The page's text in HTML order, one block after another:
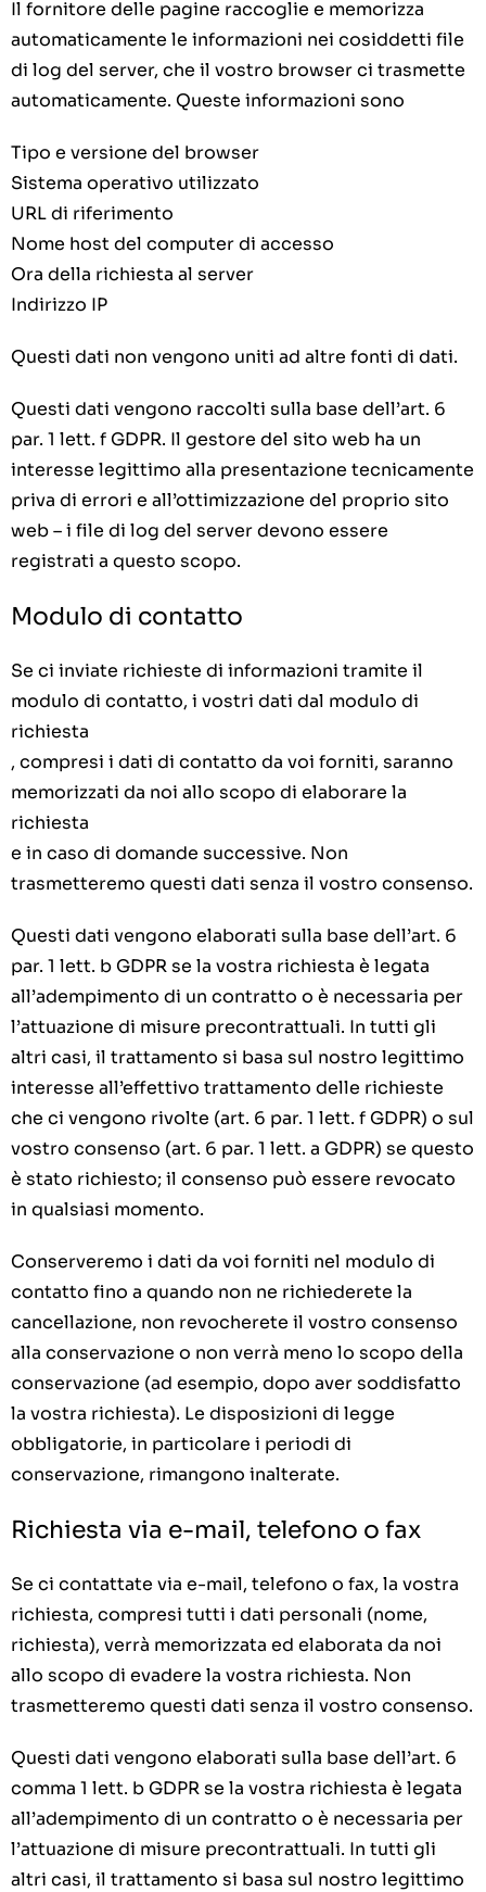
Il fornitore delle pagine raccoglie e memorizza
automaticamente le informazioni nei cosiddetti file
di log del server, che il vostro browser ci trasmette
automaticamente. Queste informazioni sono
Tipo e versione del browser
Sistema operativo utilizzato
URL di riferimento
Nome host del computer di accesso
Ora della richiesta al server
Indirizzo IP
Questi dati non vengono uniti ad altre fonti di dati.
Questi dati vengono raccolti sulla base dell’art. 6
par. 1 lett. f GDPR. Il gestore del sito web ha un
interesse legittimo alla presentazione tecnicamente
priva di errori e all’ottimizzazione del proprio sito
web – i file di log del server devono essere
registrati a questo scopo.
Modulo di contatto
Se ci inviate richieste di informazioni tramite il
modulo di contatto, i vostri dati dal modulo di
richiesta
, compresi i dati di contatto da voi forniti, saranno
memorizzati da noi allo scopo di elaborare la
richiesta
e in caso di domande successive. Non
trasmetteremo questi dati senza il vostro consenso.
Questi dati vengono elaborati sulla base dell’art. 6
par. 1 lett. b GDPR se la vostra richiesta è legata
all’adempimento di un contratto o è necessaria per
l’attuazione di misure precontrattuali. In tutti gli
altri casi, il trattamento si basa sul nostro legittimo
interesse all’effettivo trattamento delle richieste
che ci vengono rivolte (art. 6 par. 1 lett. f GDPR) o sul
vostro consenso (art. 6 par. 1 lett. a GDPR) se questo
è stato richiesto; il consenso può essere revocato
in qualsiasi momento.
Conserveremo i dati da voi forniti nel modulo di
contatto fino a quando non ne richiederete la
cancellazione, non revocherete il vostro consenso
alla conservazione o non verrà meno lo scopo della
conservazione (ad esempio, dopo aver soddisfatto
la vostra richiesta). Le disposizioni di legge
obbligatorie, in particolare i periodi di
conservazione, rimangono inalterate.
Richiesta via e-mail, telefono o fax
Se ci contattate via e-mail, telefono o fax, la vostra
richiesta, compresi tutti i dati personali (nome,
richiesta), verrà memorizzata ed elaborata da noi
allo scopo di evadere la vostra richiesta. Non
trasmetteremo questi dati senza il vostro consenso.
Questi dati vengono elaborati sulla base dell’art. 6
comma 1 lett. b GDPR se la vostra richiesta è legata
all’adempimento di un contratto o è necessaria per
l’attuazione di misure precontrattuali. In tutti gli
altri casi, il trattamento si basa sul nostro legittimo